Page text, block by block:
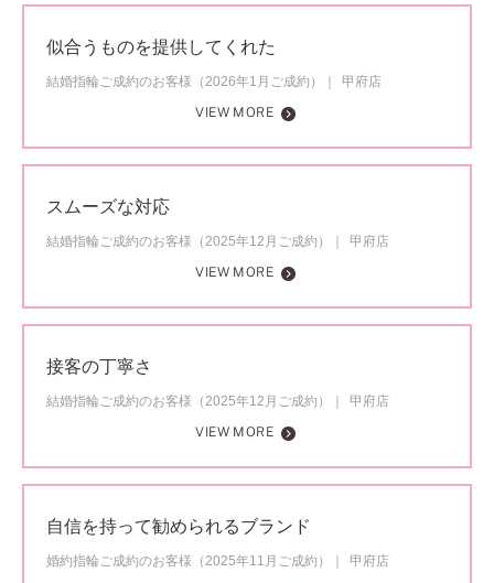
似合うものを提供してくれた
結婚指輪ご成約のお客様（2026年1月ご成約）
甲府店
VIEW MORE
スムーズな対応
結婚指輪ご成約のお客様（2025年12月ご成約）
甲府店
VIEW MORE
接客の丁寧さ
結婚指輪ご成約のお客様（2025年12月ご成約）
甲府店
VIEW MORE
自信を持って勧められるブランド
婚約指輪ご成約のお客様（2025年11月ご成約）
甲府店